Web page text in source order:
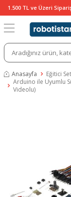
1.500 TL ve Üzeri
Anasayfa Eğitici
Arduino ile Uyumlu
Videolu)